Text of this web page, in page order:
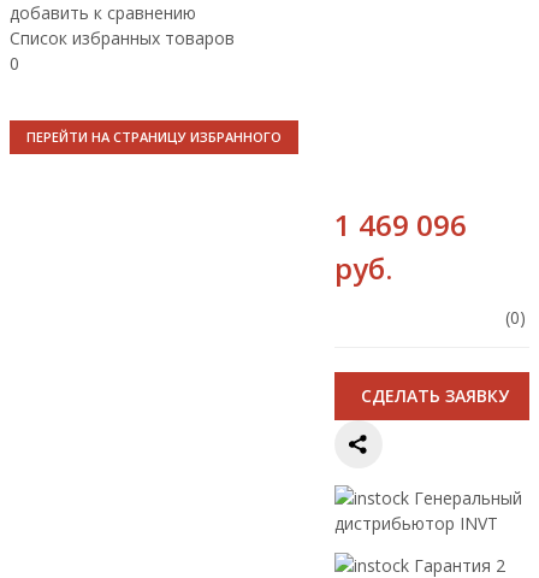
добавить к сравнению
Список избранных товаров
0
ПЕРЕЙТИ НА СТРАНИЦУ ИЗБРАННОГО
1 469 096
руб.
(0)
CДЕЛАТЬ ЗАЯВКУ
Генеральный
дистрибьютор INVT
Гарантия 2